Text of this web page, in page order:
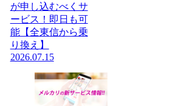
が申し込むべくサ
ービス！即日も可
能【全東信から乗
り換え】
2026.07.15